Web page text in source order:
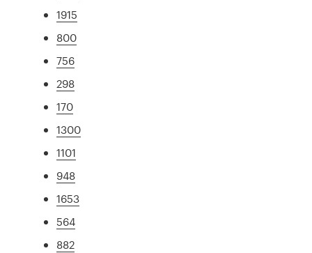
1915
800
756
298
170
1300
1101
948
1653
564
882